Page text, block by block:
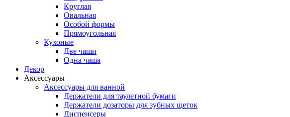
Круглая
Овальная
Особой формы
Прямоугольная
Кухоные
Две чаши
Одна чаша
Декор
Аксессуары
Аксессуары для ванной
Держатели для таулетной бумаги
Держатели дозаторы для зубных щеток
Диспенсеры